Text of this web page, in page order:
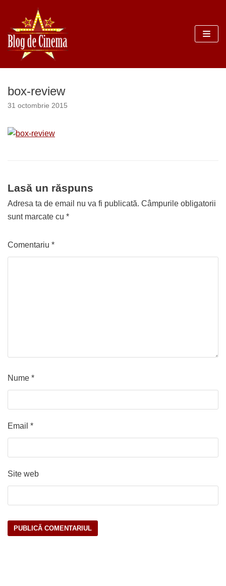
Sari
la
conținut
box-review
31 octombrie 2015
Lasă un răspuns
Adresa ta de email nu va fi publicată. Câmpurile obligatorii
sunt marcate cu *
Comentariu *
Nume *
Email *
Site web